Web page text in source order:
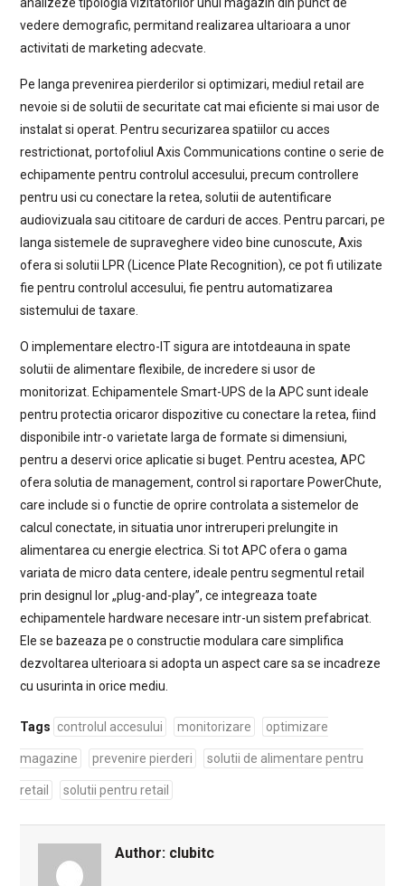
analizeze tipologia vizitatorilor unui magazin din punct de
vedere demografic, permitand realizarea ultarioara a unor
activitati de marketing adecvate.
Pe langa prevenirea pierderilor si optimizari, mediul retail are
nevoie si de solutii de securitate cat mai eficiente si mai usor de
instalat si operat. Pentru securizarea spatiilor cu acces
restrictionat, portofoliul Axis Communications contine o serie de
echipamente pentru controlul accesului, precum controllere
pentru usi cu conectare la retea, solutii de autentificare
audiovizuala sau cititoare de carduri de acces. Pentru parcari, pe
langa sistemele de supraveghere video bine cunoscute, Axis
ofera si solutii LPR (Licence Plate Recognition), ce pot fi utilizate
fie pentru controlul accesului, fie pentru automatizarea
sistemului de taxare.
O implementare electro-IT sigura are intotdeauna in spate
solutii de alimentare flexibile, de incredere si usor de
monitorizat. Echipamentele Smart-UPS de la APC sunt ideale
pentru protectia oricaror dispozitive cu conectare la retea, fiind
disponibile intr-o varietate larga de formate si dimensiuni,
pentru a deservi orice aplicatie si buget. Pentru acestea, APC
ofera solutia de management, control si raportare PowerChute,
care include si o functie de oprire controlata a sistemelor de
calcul conectate, in situatia unor intreruperi prelungite in
alimentarea cu energie electrica. Si tot APC ofera o gama
variata de micro data centere, ideale pentru segmentul retail
prin designul lor „plug-and-play”, ce integreaza toate
echipamentele hardware necesare intr-un sistem prefabricat.
Ele se bazeaza pe o constructie modulara care simplifica
dezvoltarea ulterioara si adopta un aspect care sa se incadreze
cu usurinta in orice mediu.
Tags controlul accesului monitorizare optimizare
magazine prevenire pierderi solutii de alimentare pentru
retail solutii pentru retail
Author: clubitc